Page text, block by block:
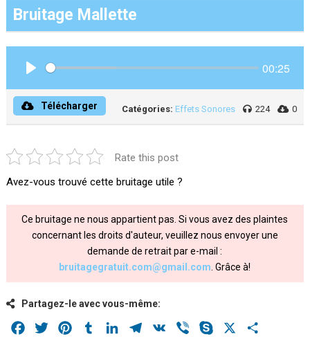
Bruitage Mallette
00:25
Télécharger Catégories: Effets Sonores 224 0
Rate this post
Avez-vous trouvé cette bruitage utile ?
Ce bruitage ne nous appartient pas. Si vous avez des plaintes
concernant les droits d'auteur, veuillez nous envoyer une
demande de retrait par e-mail :
bruitagegratuit.com@gmail.com . Grâce à!
Partagez-le avec vous-même:
Facebook
Twitter PinterestTumblrLinkedInTelegram
VK Viber Skype